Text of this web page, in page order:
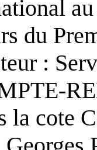
du
:
la cote